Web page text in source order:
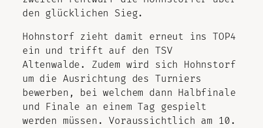
den glücklichen Sieg.
Hohnstorf zieht damit erneut ins TOP4
ein und trifft auf den TSV
Altenwalde. Zudem wird sich Hohnstorf
um die Ausrichtung des Turniers
bewerben, bei welchem dann Halbfinale
und Finale an einem Tag gespielt
werden müssen. Voraussichtlich am 10.